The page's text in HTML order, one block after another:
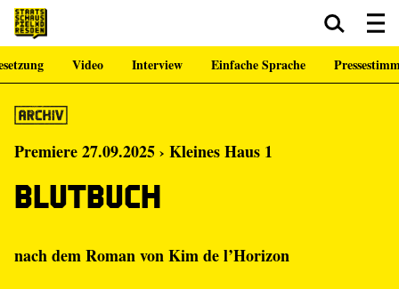
Zum Hauptinhalt springen Zum Footer springen
Video Interview Einfache Sprache
Premiere 27.09.2025 › Kleines Haus 1
Blutbuch
nach dem Roman von Kim de l’Horizon